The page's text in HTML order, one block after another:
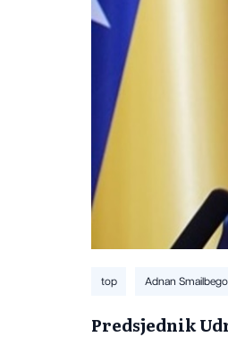
top Adnan
Predsjednik